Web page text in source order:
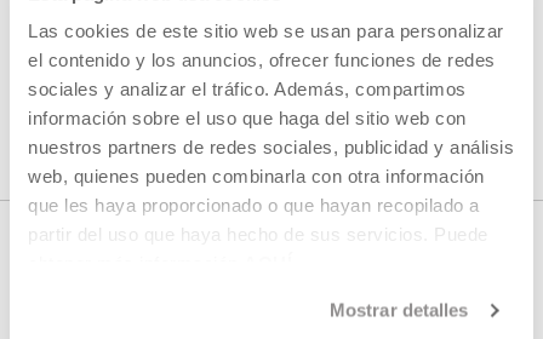
Las cookies de este sitio web se usan para personalizar
el contenido y los anuncios, ofrecer funciones de redes
sociales y analizar el tráfico. Además, compartimos
información sobre el uso que haga del sitio web con
nuestros partners de redes sociales, publicidad y análisis
web, quienes pueden combinarla con otra información
que les haya proporcionado o que hayan recopilado a
partir del uso que haya hecho de sus servicios. Puede
Mostrar detalles
IKUSI ARTISTA ETA SORTZAILE GUZTIAK